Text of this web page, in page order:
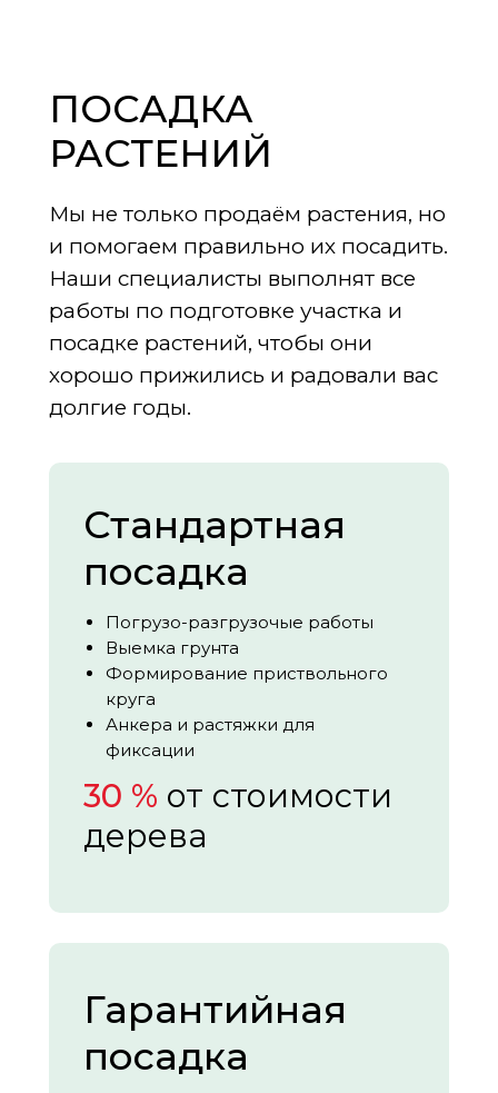
Гарантийная
посадка
30 % от стоимости
дерева
Погрузо-разгрузочые работы
Выемка грунта
Формирование приствольного
круга
Анкера и растяжки для
фиксации
Стандартная
посадка
Мы не только продаём растения, но
и помогаем правильно их посадить.
Наши специалисты выполнят все
работы по подготовке участка и
посадке растений, чтобы они
хорошо прижились и радовали вас
долгие годы.
ПОСАДКА
РАСТЕНИЙ